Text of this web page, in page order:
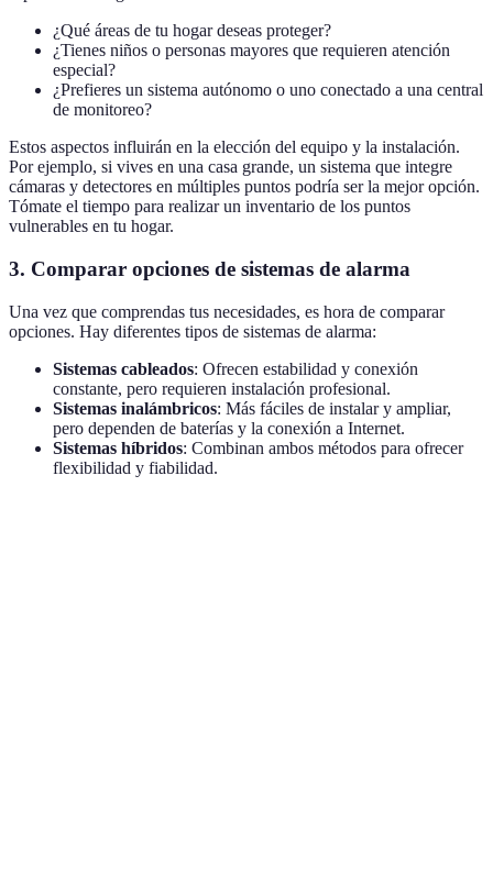
¿Qué áreas de tu hogar deseas proteger?
¿Tienes niños o personas mayores que requieren atención
especial?
¿Prefieres un sistema autónomo o uno conectado a una central
de monitoreo?
Estos aspectos influirán en la elección del equipo y la instalación.
Por ejemplo, si vives en una casa grande, un sistema que integre
cámaras y detectores en múltiples puntos podría ser la mejor opción.
Tómate el tiempo para realizar un inventario de los puntos
vulnerables en tu hogar.
3. Comparar opciones de sistemas de alarma
Una vez que comprendas tus necesidades, es hora de comparar
opciones. Hay diferentes tipos de sistemas de alarma:
Sistemas cableados: Ofrecen estabilidad y conexión
constante, pero requieren instalación profesional.
Sistemas inalámbricos: Más fáciles de instalar y ampliar,
pero dependen de baterías y la conexión a Internet.
Sistemas híbridos: Combinan ambos métodos para ofrecer
flexibilidad y fiabilidad.